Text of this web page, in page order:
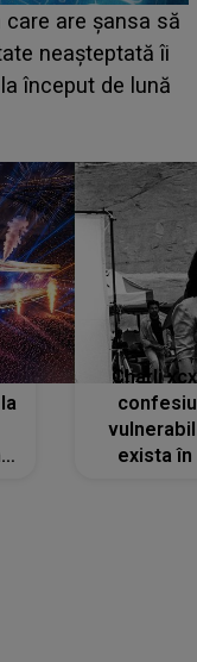
sunt artiștii
au loc cele mai
Charli
exista